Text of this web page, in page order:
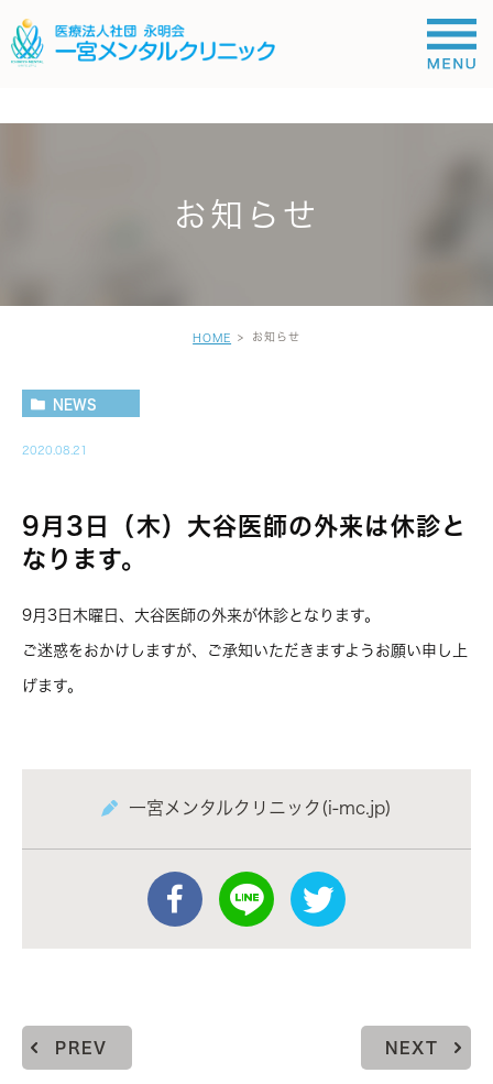
お知らせ
HOME お知らせ
NEWS
2020.08.21
9月3日（木）大谷医師の外来は休診と
なります。
9月3日木曜日、大谷医師の外来が休診となります。
ご迷惑をおかけしますが、ご承知いただきますようお願い申し上
げます。
一宮メンタルクリニック(i-mc.jp)
PREV NEXT